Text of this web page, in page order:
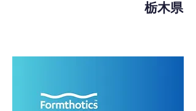
栃木県